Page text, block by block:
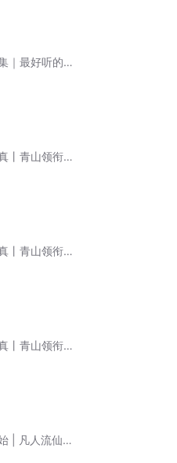
｜最好听的
丨青山领衔
丨青山领衔
丨青山领衔
| 凡人流仙
| 多人有声